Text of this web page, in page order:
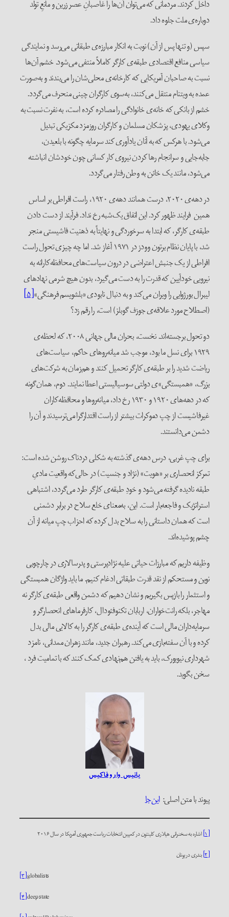
داخل کردند. مردمانی که می‌توان آن‌ها را غاصبانِ عصر زرین و مانعِ تولد
دوباره‌ی ملت جلوه داد.
سپس (و تنها پس از آن) نوبت به انکار مبارزه‌ی طبقاتی می‌رسد و نمایندگی
سیاسی منافع اقتصادی طبقه‌ی کارگر کاملاً منتفی می‌شود. خشم آن‌ها
نسبت به صاحبان آمریکایی که کارخانه‌ی محلی‌شان را می‌بندند و به‌صورت
عمده به ویتنام منتقل می‌کنند، به‌سوی کارگران چینی منحرف می‌گردد.
خشم از بانکی که خانه‌ی خانوادگی را مصادره کرده است، به نفرت نسبت به
وکلای یهودی، پزشکان مسلمان و کارگران روزمزد مکزیکی تبدیل
می‌شود. با هرکس که به آنان یادآوری کند سرمایه چگونه با بلعیدن،
جابه‌جایی و سرانجام رها کردن نیروی کار کسانی چون خودشان انباشته
می‌شود، مانند یک خائن به وطن رفتار می‌گردد.
در دهه‌ی ۲۰۲۰، درست همانند دهه‌ی ۱۹۲۰، راست افراطی بر اساس
همین فرایند ظهور کرد. این اتفاق یک‌شبه رخ نداد. فرآیند از دست دادن
طبقه‌ی کارگر، که ابتدا به سرخوردگی و نهایتاً به ذهنیت فاشیستی منجر
شد، با پایان نظام برتون وودز در ۱۹۷۱ آغاز شد. اما چه چیزی تحول راست
افراطی از یک جنبش اعتراضی در درون سیاست‌های محافظه‌کارانه به
نیرویی خودآیین که قدرت را به دست می‌گیرد، بدون هیچ شرمی نهادهای
لیبرال بورژوایی را ویران می‌کند و به دنبال نابودی «بلشویسم فرهنگی»[۵]
(اصطلاح مورد علاقه‌ی جوزف گوبلز) است، را رقم زد؟
دو تحول برجسته‌اند. نخست، بحران مالی جهانی ۲۰۰۸، که لحظه‌ی
۱۹۲۹ برای نسل ما بود، موجب شد میانه‌روهای حاکم، سیاست‌های
ریاضت شدید را بر طبقه‌ی کارگر تحمیل کنند و هم‌زمان به شرکت‌های
بزرگ، «همبستگی»ی دولتی سوسیالیستی اعطا نمایند. دوم، همان‌گونه
که در دهه‌های ۱۹۲۰ و ۱۹۳۰ رخ داد، میانه‌روها و محافظه‌کاران
غیرفاشیست از چپ دموکرات بیشتر از راست اقتدارگرا می‌ترسیدند و آن را
دشمن می‌دانستند.
برای چپ غربی، درس دهه‌ی گذشته به شکلی دردناک روشن شده است:
تمرکز انحصاری بر «هویت» (نژاد و جنسیت) در حالی‌که واقعیت مادیِ
طبقه نادیده گرفته می‌شود و خودِ طبقه‌ی کارگر طرد می‌گردد، اشتباهی
استراتژیک و فاجعه‌بار است. این، به‌معنای خلع سلاح در برابر دشمنی
است که همان داستانی را به سلاح بدل کرده که احزاب چپ میانه از آن
چشم پوشیده‌اند.
وظیفه داریم که مبارزات حیاتی علیه نژادپرستی و پدرسالاری در چارچوبی
نوین و مستحکم از نقد قدرت طبقاتی ادغام کنیم. ما باید واژگان همبستگی
و استثمار را بازپس بگیریم و نشان دهیم که دشمن واقعی طبقه‌ی کارگر نه
مهاجر، بلکه رانت‌خواران، اربابان تکنوفئودال، کارفرماهای انحصارگر و
سرمایه‌داران مالی است که آینده‌ی طبقه‌ی کارگر را به کالایی مالی بدل
کرده و با آن سفته‌بازی می‌کند. رهبران جدید، مانند زهران ممدانی، نامزد
شهرداری نیویورک، باید به یافتن هم‌نهادی کمک کنند که با تمامیت فرد ،
سخن بگوید.
یانیس واروفاکیس
پیوند با متن اصلی:این‌جا
[۱] اشاره به سخنرانی هیلاری کلینتون در کمپین انتخابات ریاست جمهوری آمریکا در سال ۲۰۱۶
[۲] بندری در یونان
[۳]globalists
[۴]deep state